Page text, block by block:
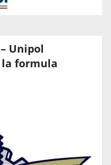
Unipol
la formula